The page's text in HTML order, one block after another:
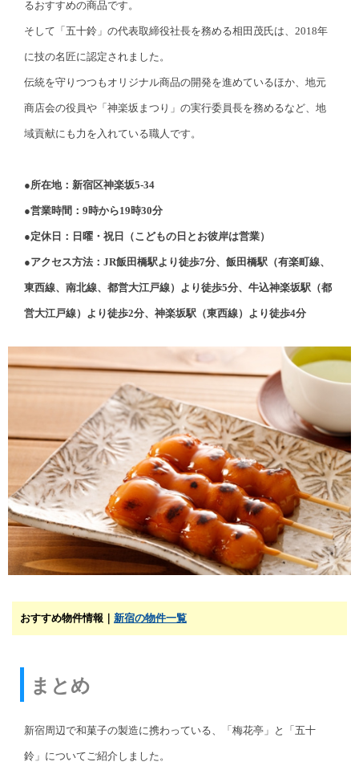
るおすすめの商品です。
そして「五十鈴」の代表取締役社長を務める相田茂氏は、2018年
に技の名匠に認定されました。
伝統を守りつつもオリジナル商品の開発を進めているほか、地元
商店会の役員や「神楽坂まつり」の実行委員長を務めるなど、地
域貢献にも力を入れている職人です。
●所在地：新宿区神楽坂5-34
●営業時間：9時から19時30分
●定休日：日曜・祝日（こどもの日とお彼岸は営業）
●アクセス方法：JR飯田橋駅より徒歩7分、飯田橋駅（有楽町線、
東西線、南北線、都営大江戸線）より徒歩5分、牛込神楽坂駅（都
営大江戸線）より徒歩2分、神楽坂駅（東西線）より徒歩4分
おすすめ物件情報｜ 新宿の物件一覧
まとめ
新宿周辺で和菓子の製造に携わっている、「梅花亭」と「五十
鈴」についてご紹介しました。